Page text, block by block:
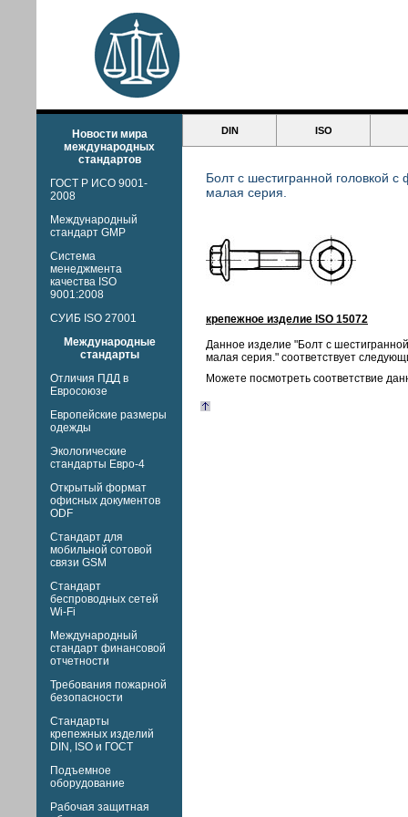
Новости мира
международных
стандартов
ГОСТ Р ИСО 9001-
2008
Международный
стандарт GMP
Система
менеджмента
качества ISO
9001:2008
СУИБ ISO 27001
Международные
стандарты
Отличия ПДД в
Евросоюзе
Европейские размеры
одежды
Экологические
стандарты Евро-4
Открытый формат
офисных документов
ODF
Стандарт для
мобильной сотовой
связи GSM
Стандарт
беспроводных сетей
Wi-Fi
Международный
стандарт финансовой
отчетности
Требования пожарной
безопасности
Стандарты
крепежных изделий
DIN, ISO и ГОСТ
Подъемное
оборудование
Рабочая защитная
DIN ISO
Болт с шестигранной головкой
малая серия.
крепежное изделие ISO 15072
Данное изделие "Болт с
малая серия." соответствует
Можете посмотреть соответствие